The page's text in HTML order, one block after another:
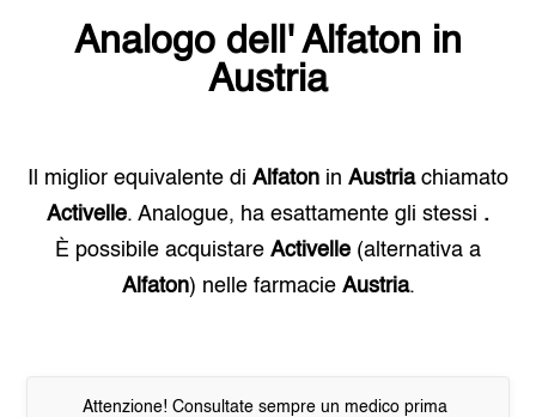
Analogo dell'Alfaton in
Austria
Il miglior equivalente di Alfaton in Austriachiamato
Activelle. Analogue, ha esattamente gli stessi .
È possibile acquistare Activelle (alternativa a
Alfaton) nelle farmacie Austria.
Attenzione! Consultate sempre un medico prima